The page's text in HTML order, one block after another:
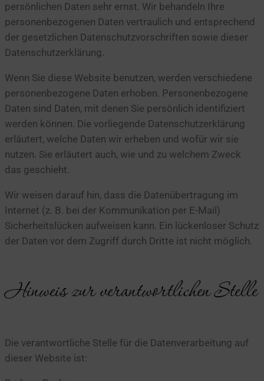
persönlichen Daten sehr ernst. Wir behandeln Ihre
personenbezogenen Daten vertraulich und entsprechend
der gesetzlichen Datenschutzvorschriften sowie dieser
Datenschutzerklärung.
Wenn Sie diese Website benutzen, werden verschiedene
personenbezogene Daten erhoben. Personenbezogene
Daten sind Daten, mit denen Sie persönlich identifiziert
werden können. Die vorliegende Datenschutzerklärung
erläutert, welche Daten wir erheben und wofür wir sie
nutzen. Sie erläutert auch, wie und zu welchem Zweck
das geschieht.
Wir weisen darauf hin, dass die Datenübertragung im
Internet (z. B. bei der Kommunikation per E-Mail)
Sicherheitslücken aufweisen kann. Ein lückenloser Schutz
der Daten vor dem Zugriff durch Dritte ist nicht möglich.
Hinweis zur verantwortlichen Stelle
Die verantwortliche Stelle für die Datenverarbeitung auf
dieser Website ist: